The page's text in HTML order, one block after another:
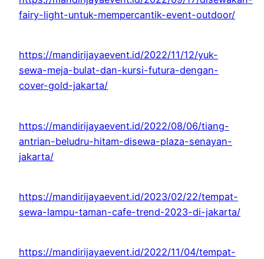
fairy-light-untuk-mempercantik-event-outdoor/
https://mandirijayaevent.id/2022/11/12/yuk-
sewa-meja-bulat-dan-kursi-futura-dengan-
cover-gold-jakarta/
https://mandirijayaevent.id/2022/08/06/tiang-
antrian-beludru-hitam-disewa-plaza-senayan-
jakarta/
https://mandirijayaevent.id/2023/02/22/tempat-
sewa-lampu-taman-cafe-trend-2023-di-jakarta/
https://mandirijayaevent.id/2022/11/04/tempat-